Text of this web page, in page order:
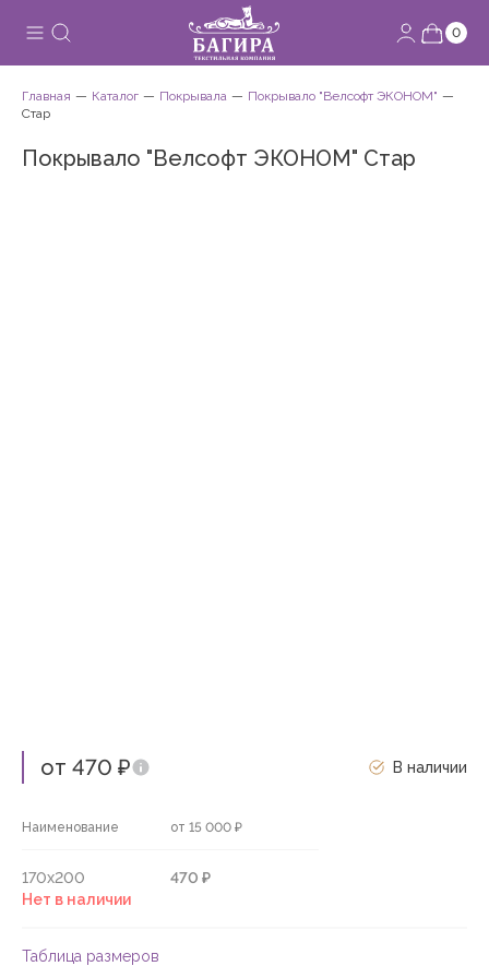
0
Главная Каталог Покрывала
Покрывало "Велсофт ЭКОНОМ"
Стар
Покрывало "Велсофт ЭКОНОМ" Стар
от 470 ₽ В наличии
Наименование от 15 000 ₽
170х200
470 ₽
Нет в наличии
Таблица размеров